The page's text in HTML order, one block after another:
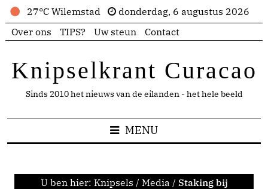
27°C Wilemstad
donderdag, 6 augustus 2026
Over ons
TIPS? Uw steun Contact
Knipselkrant Curacao
Sinds 2010 het nieuws van de eilanden - het hele beeld
MENU
U ben hier: Knipsels / Media / Staking bij